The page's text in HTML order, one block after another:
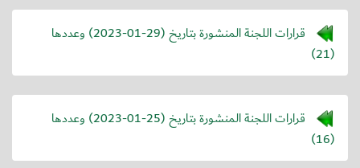
قرارات اللجنة المنشورة بتاريخ (2023-01-29) وعددها
(21)
قرارات اللجنة المنشورة بتاريخ (2023-01-25) وعددها
(16)